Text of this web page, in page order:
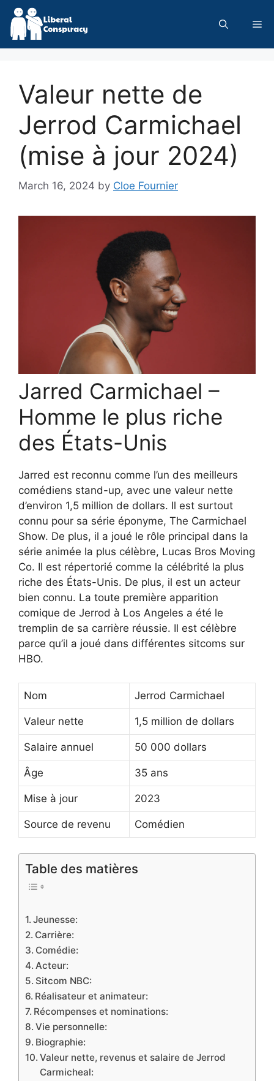
Skip
content
Valeur nette de
Jerrod Carmichael
(mise à jour 2024)
March 16, 2024 by Cloe Fournier
Jarred Carmichael –
Homme le plus riche
des États-Unis
Jarred est reconnu comme l’un des meilleurs
comédiens stand-up, avec une valeur nette
d’environ 1,5 million de dollars. Il est surtout
connu pour sa série éponyme, The Carmichael
Show. De plus, il a joué le rôle principal dans la
série animée la plus célèbre, Lucas Bros Moving
Co. Il est répertorié comme la célébrité la plus
riche des États-Unis. De plus, il est un acteur
bien connu. La toute première apparition
comique de Jerrod à Los Angeles a été le
tremplin de sa carrière réussie. Il est célèbre
parce qu’il a joué dans différentes sitcoms sur
HBO.
Nom Jerrod Carmichael
Valeur nette 1,5 million de dollars
Salaire annuel 50 000 dollars
Âge 35 ans
Mise à jour 2023
Source de revenu Comédien
Table des matières
Jeunesse:
Carrière:
Comédie:
Acteur:
Sitcom NBC:
Réalisateur et animateur:
Récompenses et nominations:
Vie personnelle:
Biographie:
Valeur nette, revenus et salaire de Jerrod
Carmicheal: